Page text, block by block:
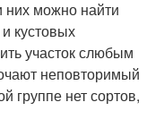
Английская роза
них можно найти
кустовых
участок слюбым
неповторимый
группе нет сортов,